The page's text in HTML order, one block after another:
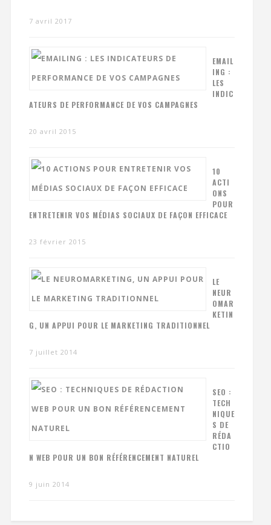
7 avril 2017
EMAIL
ING :
LES
INDIC
ATEURS DE PERFORMANCE DE VOS CAMPAGNES
20 avril 2015
10
ACTI
ONS
POUR
ENTRETENIR VOS MÉDIAS SOCIAUX DE FAÇON EFFICACE
23 février 2015
LE
NEUR
OMAR
KETIN
G, UN APPUI POUR LE MARKETING TRADITIONNEL
7 juillet 2014
SEO :
TECH
NIQUE
S DE
RÉDA
CTIO
N WEB POUR UN BON RÉFÉRENCEMENT NATUREL
9 juin 2014